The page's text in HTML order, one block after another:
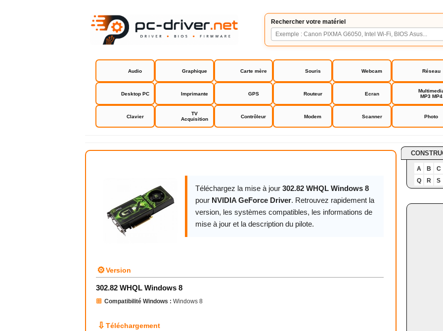
Rechercher votre matériel
Audio Graphique Carte mère Souris Webcam Réseau
Desktop PC Imprimante GPS Routeur Ecran
MP3 MP4
Clavier
TV
Acquisition
Contrôleur Modem Scanner Photo
NVIDIA GeForce Driver
Téléchargez la mise à jour 302.82 WHQL Windows 8
pour NVIDIA GeForce Driver. Retrouvez rapidement la
version, les systèmes compatibles, les informations de
mise à jour et la description du pilote.
⚙Version
302.82 WHQL Windows 8
⊞ Compatibilité Windows : Windows 8
⇩ Téléchargement
A B
C
Q
R S